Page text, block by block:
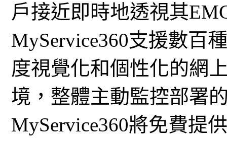
戶接近即時地透視其
MyService360支援數百
度視覺化和個性化的網
境，整體主動監控部署
MyService360將免費提